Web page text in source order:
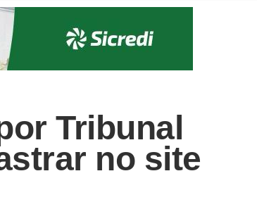
Tribunal
no site